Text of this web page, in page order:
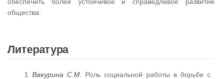
общества.
Литература
Вакурина С.М.
Роль социальной работы в борьбе с